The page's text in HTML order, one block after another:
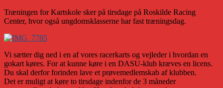
Træningen for Kartskole sker på tirsdage på Roskilde Racing
Center, hvor også ungdomsklasserne har fast træningsdag.
Vi sætter dig ned i en af vores racerkarts og vejleder i hvordan en
gokart køres. For at kunne køre i en DASU-klub kræves en licens.
Du skal derfor forinden lave et prøvemedlemskab af klubben.
Det er muligt at køre to tirsdage indenfor de 3 måneder